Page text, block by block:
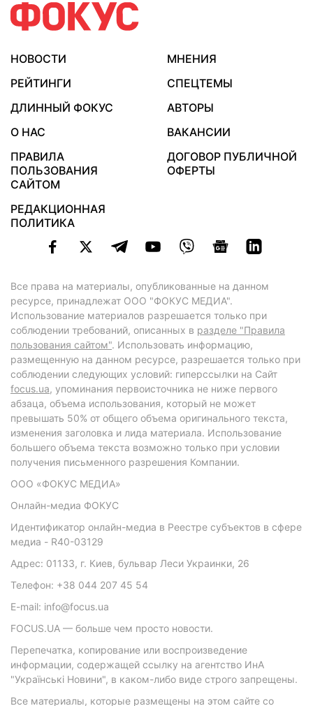
НОВОСТИ
МНЕНИЯ
РЕЙТИНГИ
СПЕЦТЕМЫ
ДЛИННЫЙ ФОКУС
АВТОРЫ
О НАС
ВАКАНСИИ
ПРАВИЛА
ПОЛЬЗОВАНИЯ
САЙТОМ
ДОГОВОР ПУБЛИЧНОЙ
ОФЕРТЫ
РЕДАКЦИОННАЯ
ПОЛИТИКА
Все права на материалы, опубликованные на данном
ресурсе, принадлежат ООО "ФОКУС МЕДИА".
Использование материалов разрешается только при
соблюдении требований, описанных в разделе "Правила
пользования сайтом". Использовать информацию,
размещенную на данном ресурсе, разрешается только при
соблюдении следующих условий: гиперссылки на Сайт
focus.ua, упоминания первоисточника не ниже первого
абзаца, объема использования, который не может
превышать 50% от общего объема оригинального текста,
изменения заголовка и лида материала. Использование
большего объема текста возможно только при условии
получения письменного разрешения Компании.
ООО «ФОКУС МЕДИА»
Онлайн-медиа ФОКУС
Идентификатор онлайн-медиа в Реестре субъектов в сфере
медиа - R40-03129
Адрес: 01133, г. Киев, бульвар Леси Украинки, 26
Телефон: +38 044 207 45 54
E-mail: info@focus.ua
FOCUS.UA — больше чем просто новости.
Перепечатка, копирование или воспроизведение
информации, содержащей ссылку на агентство ИнА
"Українські Новини", в каком-либо виде строго запрещены.
Все материалы, которые размещены на этом сайте со